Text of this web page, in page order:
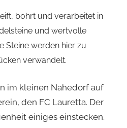
bohrt und verarbeitet in
und wertvolle
Steine werden hier zu
verwandelt.
im kleinen Nahedorf auf
den FC Lauretta. Der
einiges einstecken.